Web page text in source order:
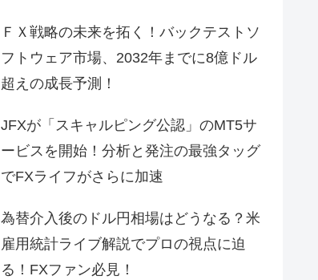
ＦＸ戦略の未来を拓く！バックテストソ
フトウェア市場、2032年までに8億ドル
超えの成長予測！
JFXが「スキャルピング公認」のMT5サ
ービスを開始！分析と発注の最強タッグ
でFXライフがさらに加速
為替介入後のドル円相場はどうなる？米
雇用統計ライブ解説でプロの視点に迫
る！FXファン必見！